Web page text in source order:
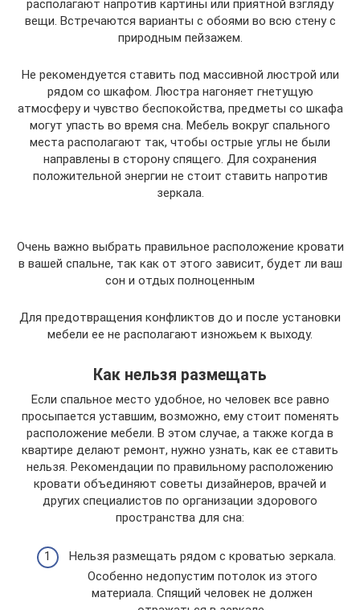
располагают напротив картины или приятной взгляду
вещи. Встречаются варианты с обоями во всю стену с
природным пейзажем.
Не рекомендуется ставить под массивной люстрой или
рядом со шкафом. Люстра нагоняет гнетущую
атмосферу и чувство беспокойства, предметы со шкафа
могут упасть во время сна. Мебель вокруг спального
места располагают так, чтобы острые углы не были
направлены в сторону спящего. Для сохранения
положительной энергии не стоит ставить напротив
зеркала.
Очень важно выбрать правильное расположение кровати
в вашей спальне, так как от этого зависит, будет ли ваш
сон и отдых полноценным
Для предотвращения конфликтов до и после установки
мебели ее не располагают изножьем к выходу.
Как нельзя размещать
Если спальное место удобное, но человек все равно
просыпается уставшим, возможно, ему стоит поменять
расположение мебели. В этом случае, а также когда в
квартире делают ремонт, нужно узнать, как ее ставить
нельзя. Рекомендации по правильному расположению
кровати объединяют советы дизайнеров, врачей и
других специалистов по организации здорового
пространства для сна:
Нельзя размещать рядом с кроватью зеркала.
Особенно недопустим потолок из этого
материала. Спящий человек не должен